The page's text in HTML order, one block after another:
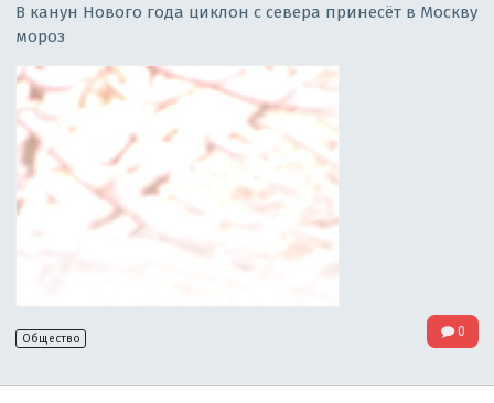
В канун Нового года циклон с севера принесёт в Москву
мороз
Общество 0